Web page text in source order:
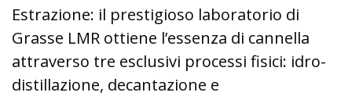
Estrazione: il prestigioso laboratorio di
Grasse LMR ottiene l’essenza di cannella
attraverso tre esclusivi processi fisici: idro-
distillazione, decantazione e